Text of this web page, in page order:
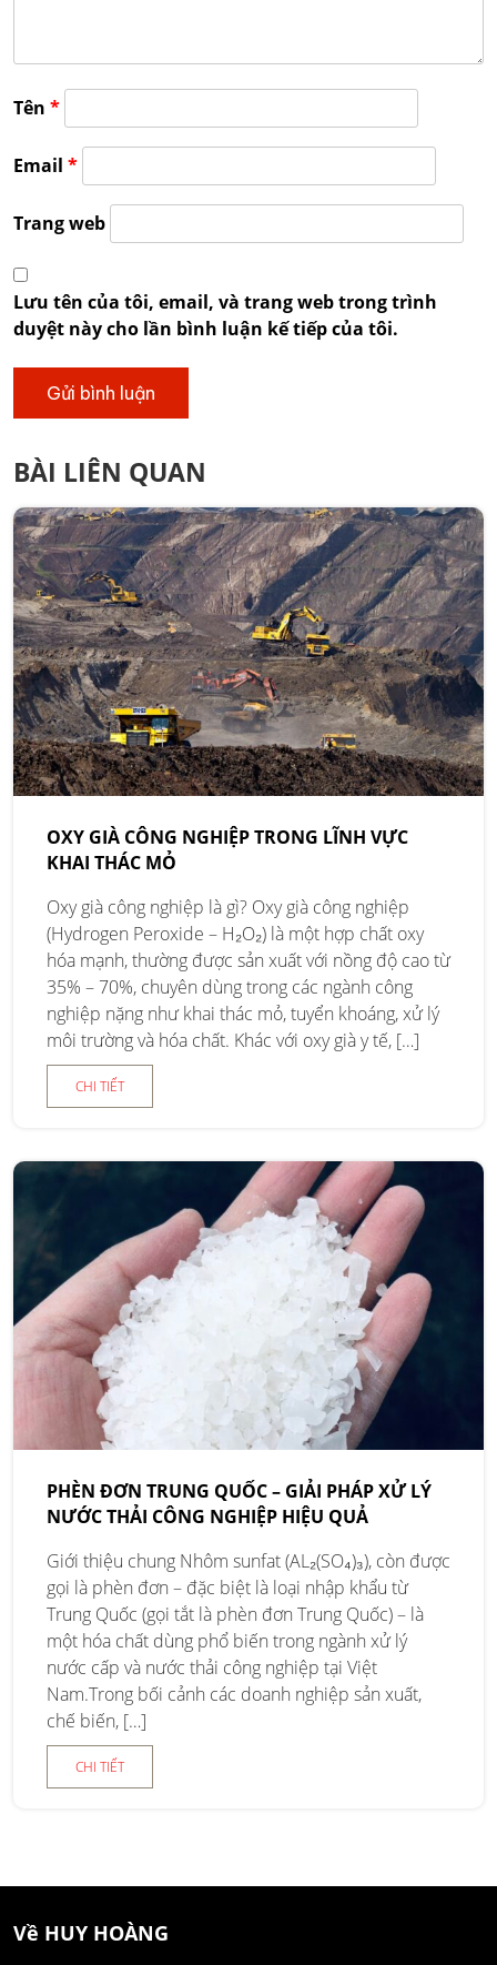
Tên *
Email *
Trang web
Lưu tên của tôi, email, và trang web trong trình
duyệt này cho lần bình luận kế tiếp của tôi.
BÀI LIÊN QUAN
OXY GIÀ CÔNG NGHIỆP TRONG LĨNH VỰC
KHAI THÁC MỎ
Oxy già công nghiệp là gì? Oxy già công nghiệp
(Hydrogen Peroxide – H₂O₂) là một hợp chất oxy
hóa mạnh, thường được sản xuất với nồng độ cao từ
35% – 70%, chuyên dùng trong các ngành công
nghiệp nặng như khai thác mỏ, tuyển khoáng, xử lý
môi trường và hóa chất. Khác với oxy già y tế, […]
CHI TIẾT
PHÈN ĐƠN TRUNG QUỐC – GIẢI PHÁP XỬ LÝ
NƯỚC THẢI CÔNG NGHIỆP HIỆU QUẢ
Giới thiệu chung Nhôm sunfat (AL₂(SO₄)₃), còn được
gọi là phèn đơn – đặc biệt là loại nhập khẩu từ
Trung Quốc (gọi tắt là phèn đơn Trung Quốc) – là
một hóa chất dùng phổ biến trong ngành xử lý
nước cấp và nước thải công nghiệp tại Việt
Nam.Trong bối cảnh các doanh nghiệp sản xuất,
chế biến, […]
CHI TIẾT
Về HUY HOÀNG